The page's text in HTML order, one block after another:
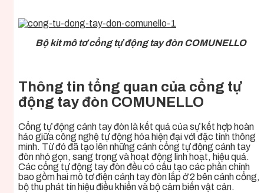
Bộ kit mô tơ cổng tự động tay đòn COMUNELLO
Thông tin tổng quan của cổng tự
động tay đòn COMUNELLO
Cổng tự động cánh tay đòn là kết quả của sự kết hợp hoàn
hảo giữa công nghệ tự động hóa hiện đại với đặc tính thông
minh. Từ đó đã tạo lên những cánh cổng tự động cánh tay
đòn nhỏ gọn, sang trọng và hoạt động linh hoạt, hiệu quả.
Các cổng tự động tay đòn đều có cấu tạo các phần chính
bao gồm hai mô tơ điện cánh tay đòn lắp ở 2 bên cánh cổng,
bộ thu phát tín hiệu điều khiển và bộ cảm biến vật cản.